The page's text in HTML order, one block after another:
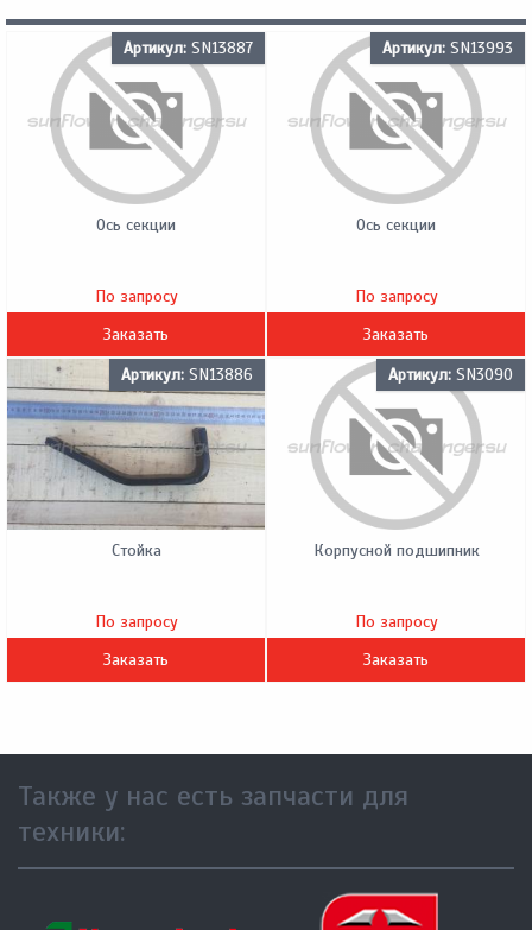
Артикул: SN13887
Ось секции
По запросу
Заказать
Артикул: SN13993
Ось секции
По запросу
Заказать
Артикул: SN13886
Стойка
По запросу
Заказать
Артикул: SN3090
Корпусной подшипник
По запросу
Заказать
Также у нас есть запчасти для
техники: